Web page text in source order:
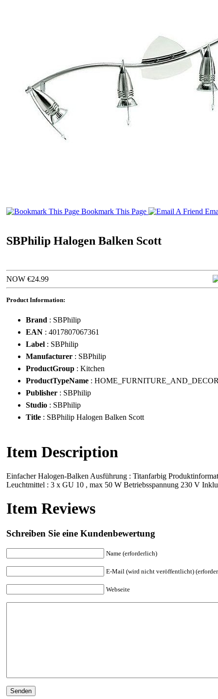
Bookmark This Page
SBPhilip Halogen Balken Scott
NOW €24.99
Product Information:
Brand : SBPhilip
EAN : 4017807067361
Label : SBPhilip
Manufacturer : SBPhilip
ProductGroup : Kitchen
ProductTypeName :
Publisher : SBPhilip
Studio : SBPhilip
Title : SBPhilip Halogen Balken Scott
Item Description
Einfacher Halogen-Balken Ausführung : Titanfarbig
Leuchtmittel : 3 x GU 10 , max 50 W Betriebsspannung 230 V
Item Reviews
Schreiben Sie eine Kundenbewertung
Name (erforderlich)
E-Mail (wird nicht veröffentlicht)
Webseite